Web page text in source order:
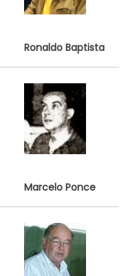
Ronaldo Baptista
Marcelo Ponce